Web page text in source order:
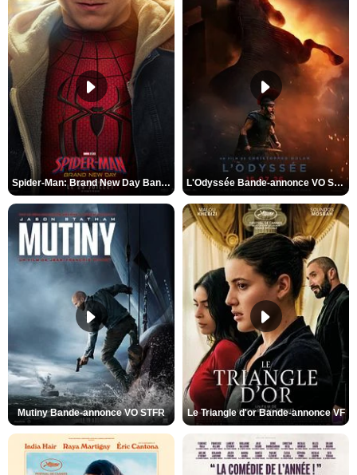
Spider-Man: Brand New Day Bande-annonce VO STFR L'Odyssée Bande-annonce VO STFR
Mutiny Bande-annonce VO STFR Le Triangle d'or Bande-annonce VF